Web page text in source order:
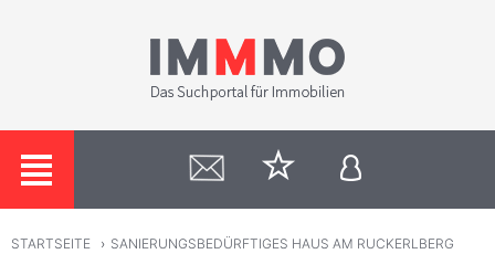
STARTSEITE › SANIERUNGSBEDÜRFTIGES HAUS AM RUCKERLBERG